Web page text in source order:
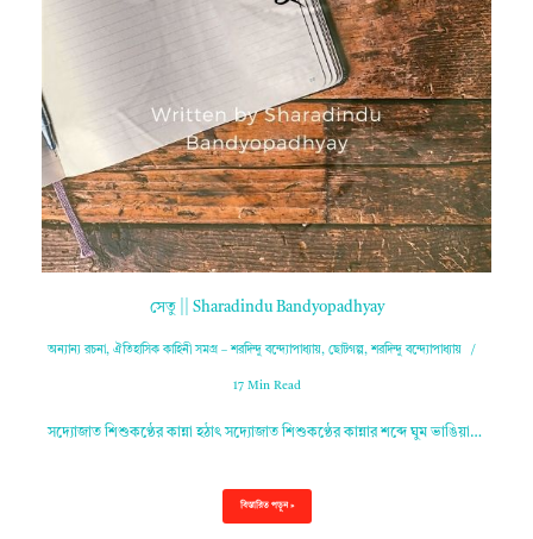
সেতু || Sharadindu Bandyopadhyay
অন্যান্য রচনা, ঐতিহাসিক কাহিনী সমগ্র – শরদিন্দু বন্দ্যোপাধ্যায়, ছোটগল্প,শরদিন্দু বন্দ্যোপাধ্যায়
17 Min Read
সদ্যোজাত শিশুকণ্ঠের কান্না হঠাৎ সদ্যোজাত শিশুকণ্ঠের কান্নার শব্দে ঘুম ভাঙিয়া…
বিস্তারিত পড়ুন »